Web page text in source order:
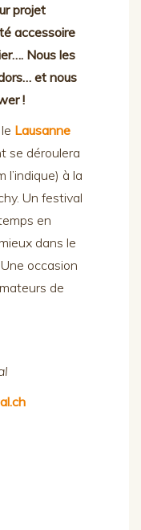
projet
accessoire
Nous les
et nous
!
Lausanne
se déroulera
l’indique) à la
Un festival
en
dans le
occasion
de